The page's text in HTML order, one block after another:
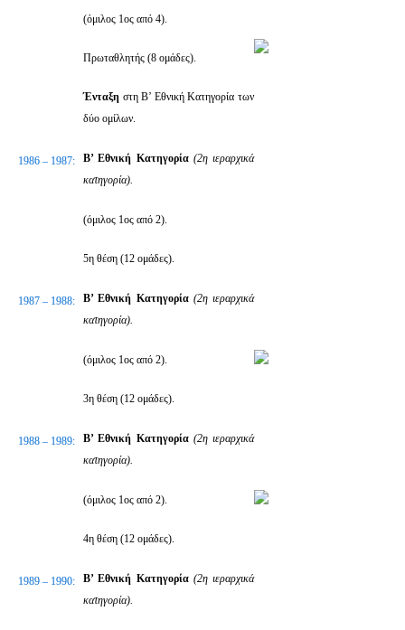
(όμιλος 1ος από 4).
Πρωταθλητής (8 ομάδες).
Ένταξη στη Β’ Εθνική Κατηγορία των
δύο ομίλων.
1986 – 1987: Β’ Εθνική Κατηγορία(2η ιεραρχικά
κατηγορία).
(όμιλος 1ος από 2).
5η θέση (12 ομάδες).
1987 – 1988: Β’ Εθνική Κατηγορία(2η ιεραρχικά
κατηγορία).
(όμιλος 1ος από 2).
3η θέση (12 ομάδες).
1988 – 1989: Β’ Εθνική Κατηγορία(2η ιεραρχικά
κατηγορία).
(όμιλος 1ος από 2).
4η θέση (12 ομάδες).
1989 – 1990: Β’ Εθνική Κατηγορία(2η ιεραρχικά
κατηγορία).